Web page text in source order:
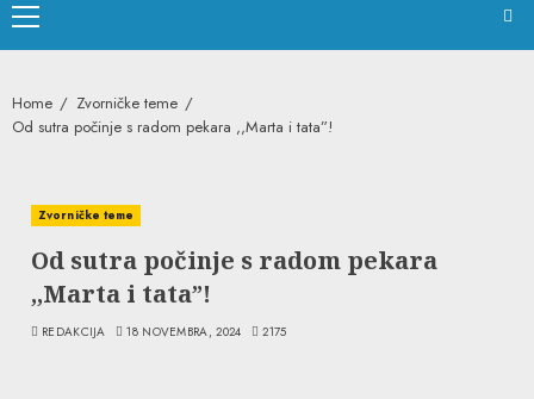
Primary
Menu
Home
Zvorničke teme
Od sutra počinje s radom pekara ,,Marta i tata”!
Zvorničke teme
Od sutra počinje s radom pekara
,,Marta i tata”!
REDAKCIJA 18 NOVEMBRA, 2024 2175